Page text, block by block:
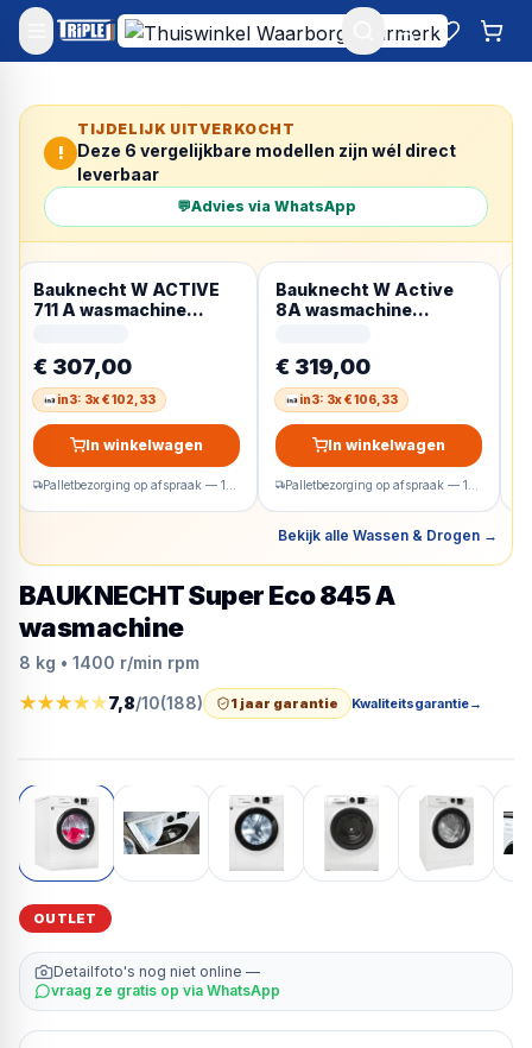
Mijn account
!
TIJDELIJK UITVERKOCHT
Deze 6 vergelijkbare modellen zijn wél direct
leverbaar
💬Advies via WhatsApp
Bauknecht W ACTIVE
711 A wasmachine
€ 307,00
in3: 3x € 102,33
In winkelwagen
Bauknecht W Active
8A wasmachine
€ 319,00
in3: 3x € 106,33
In winkelwagen
Bekijk alle Wassen & Drogen →
BAUKNECHT Super Eco 845 A
wasmachine
8 kg • 1400 r/min rpm
★★★★★7,8/10(188) 1 jaar garantie Kwaliteitsgarantie→
OUTLET
Detailfoto's nog niet online —
vraag ze gratis op via WhatsApp